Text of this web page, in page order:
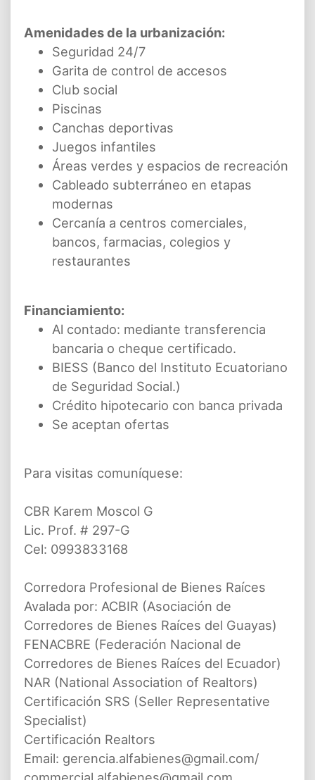
Amenidades de la urbanización:
Seguridad 24/7
Garita de control de accesos
Club social
Piscinas
Canchas deportivas
Juegos infantiles
Áreas verdes y espacios de recreación
Cableado subterráneo en etapas
modernas
Cercanía a centros comerciales,
bancos, farmacias, colegios y
restaurantes
Financiamiento:
Al contado: mediante transferencia
bancaria o cheque certificado.
BIESS (Banco del Instituto Ecuatoriano
de Seguridad Social.)
Crédito hipotecario con banca privada
Se aceptan ofertas
Para visitas comuníquese:
CBR Karem Moscol G
Lic. Prof. # 297-G
Cel: 0993833168
Corredora Profesional de Bienes Raíces
Avalada por: ACBIR (Asociación de
Corredores de Bienes Raíces del Guayas)
FENACBRE (Federación Nacional de
Corredores de Bienes Raíces del Ecuador)
NAR (National Association of Realtors)
Certificación SRS (Seller Representative
Specialist)
Certificación Realtors
Email: gerencia.alfabienes@gmail.com/